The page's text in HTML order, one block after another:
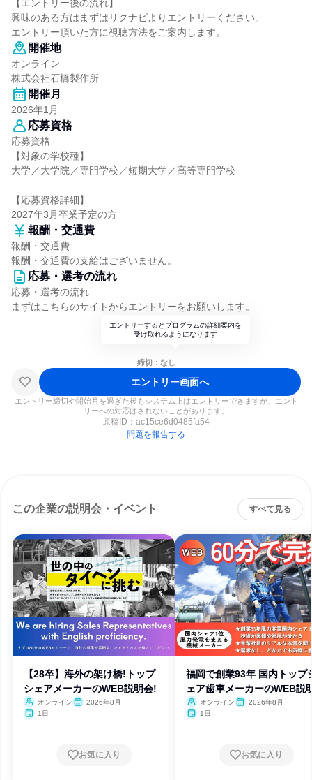
【エントリー後の流れ】
興味のある方はまずはリクナビよりエントリーください。
エントリー頂いた方に視聴方法をご案内します。
開催地
オンライン
株式会社石橋製作所
開催月
2026年1月
応募資格
応募資格
【対象の学校種】
大学／大学院／専門学校／短期大学／高等専門学校
【応募資格詳細】
2027年3月卒業予定の方
報酬・交通費
報酬・交通費
報酬・交通費の支給はございません。
応募・選考の流れ
応募・選考の流れ
まずはこちらのサイトからエントリーをお願いします。
エントリーするとプログラムの詳細案内を
受け取れるようになります
締切：なし
エントリー画面へ
エントリー締切や開始月を過ぎた後もシステム上はエントリーできますが、エント
リーへの対応はされないことがあります。
原稿ID： ac15ce6d0485fa54
問題を報告する
この企業の説明会・イベント すべて見る
【28卒】海外の架け橋!トップ
シェアメーカーのWEB説明会!
オンライン
2026年8月
1日
お気に入り
福岡で創業93年 国内トップ
ェア歯車メーカーのWEB説
オンライン
2026年8月
1日
お気に入り